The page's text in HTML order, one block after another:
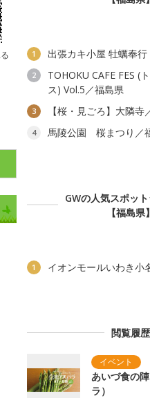
1 出張カキ小屋 牡蠣奉
2
TOHOKU CAFE FES (
ス) Vol.5／福島県
3 【桜・見ごろ】大隣寺
4
馬陵公園 桜まつり／
GWの人気スポッ
【福島県】
1
イオンモールいわき小
閲覧履歴
あいづ食の
ラ）